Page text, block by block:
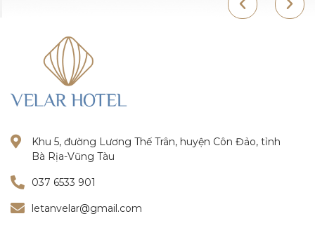
trung, sang trọng mang đến cho bạn một kỳ
Khu 5, đường Lương Thế Trân, huyện Côn Đảo, tỉnh
Bà Rịa-Vũng Tàu
037 6533 901
letanvelar@gmail.com